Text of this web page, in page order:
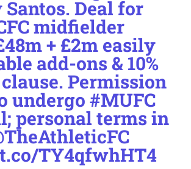
Deal for
midfielder
+ £2m easily
add-ons & 10%
Permission
undergo#MUFC
personal terms in
TY4qfwhHT4